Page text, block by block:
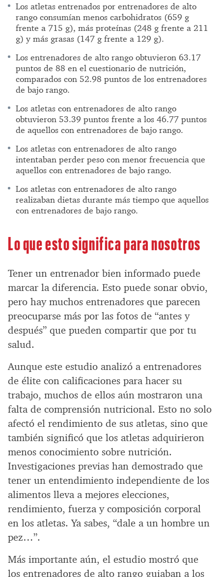
Los atletas entrenados por entrenadores de alto
rango consumían menos carbohidratos (659 g
frente a 715 g), más proteínas (248 g frente a 211
g) y más grasas (147 g frente a 129 g).
Los entrenadores de alto rango obtuvieron 63.17
puntos de 88 en el cuestionario de nutrición,
comparados con 52.98 puntos de los entrenadores
de bajo rango.
Los atletas con entrenadores de alto rango
obtuvieron 53.39 puntos frente a los 46.77 puntos
de aquellos con entrenadores de bajo rango.
Los atletas con entrenadores de alto rango
intentaban perder peso con menor frecuencia que
aquellos con entrenadores de bajo rango.
Los atletas con entrenadores de alto rango
realizaban dietas durante más tiempo que aquellos
con entrenadores de bajo rango.
Lo que esto significa para nosotros
Tener un entrenador bien informado puede
marcar la diferencia. Esto puede sonar obvio,
pero hay muchos entrenadores que parecen
preocuparse más por las fotos de “antes y
después” que pueden compartir que por tu
salud.
Aunque este estudio analizó a entrenadores
de élite con calificaciones para hacer su
trabajo, muchos de ellos aún mostraron una
falta de comprensión nutricional. Esto no solo
afectó el rendimiento de sus atletas, sino que
también significó que los atletas adquirieron
menos conocimiento sobre nutrición.
Investigaciones previas han demostrado que
tener un entendimiento independiente de los
alimentos lleva a mejores elecciones,
rendimiento, fuerza y composición corporal
en los atletas. Ya sabes, “dale a un hombre un
pez…”.
Más importante aún, el estudio mostró que
los entrenadores de alto rango guiaban a los